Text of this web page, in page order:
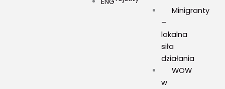
Minigranty
–
lokalna
siła
działania
WOW
w